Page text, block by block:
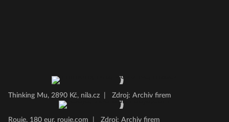
Thinking Mu, 2890 Kč, nila.cz Zdroj: Archiv firem
Rouje, 180 eur, rouje.com Zdroj: Archiv firem